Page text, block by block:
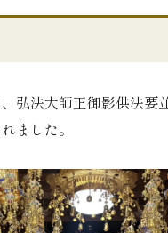
弘法大師正御影供法要
ました。